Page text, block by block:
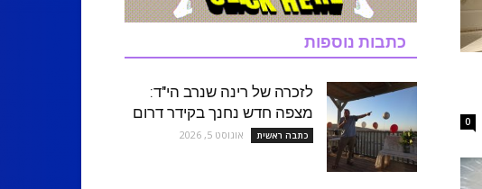
0
כתבות נוספות
לזכרה של רינה שנרב הי"ד:
מצפה חדש נחנך בקידר דרום
כתבה ראשית אוגוסט 5, 2026